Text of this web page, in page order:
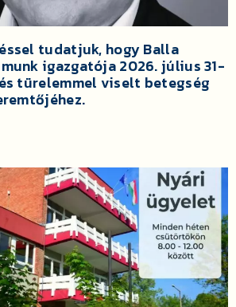
tudatjuk, hogy Balla
igazgatója 2026. július 31-
türelemmel viselt betegség